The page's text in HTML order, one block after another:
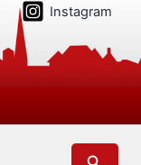
Instagram
Suchen